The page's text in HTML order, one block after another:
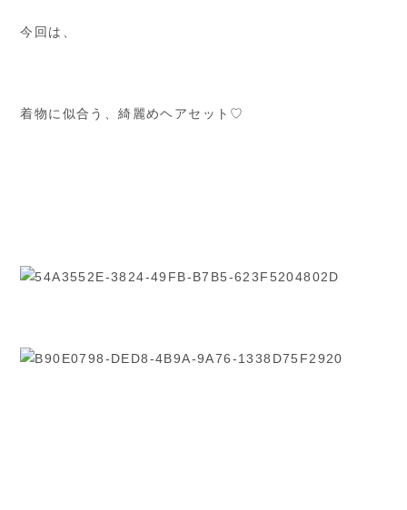
今回は、
着物に似合う、綺麗めヘアセット♡